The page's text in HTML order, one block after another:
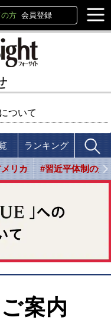
方 会員登録
ついて
ランキング
リカ #習近平体制の光
案内